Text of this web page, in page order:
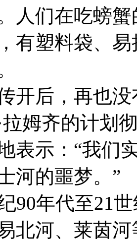
人们在吃螃
有塑料袋、
后，再也没
拉姆齐的计划
表示：“我们
河的噩梦。”
年代至21世
北河、莱茵